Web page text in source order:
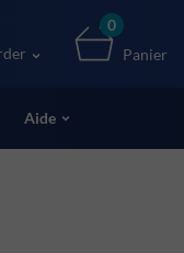
0
Panier
Aide